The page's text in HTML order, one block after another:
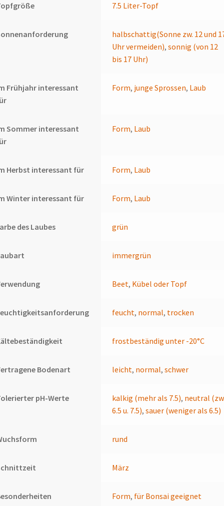
7.5 Liter-Topf
halbschattig(Sonne zw. 12 und
Uhr vermeiden),sonnig (von 12
bis 17 Uhr)
Frühjahr interessant
Form, junge Sprossen, Laub
Sommer interessant
Form, Laub
Herbst interessant für Form, Laub
Winter interessant für Form, Laub
des Laubes grün
immergrün
Beet, Kübel oder Topf
feucht, normal, trocken
frostbeständig unter -20°C
Bodenart leicht, normal,schwer
pH-Werte kalkig (mehr als 7.5), neutral
6.5 u. 7.5),sauer (weniger als 6.5)
rund
März
Form, für Bonsai geeignet